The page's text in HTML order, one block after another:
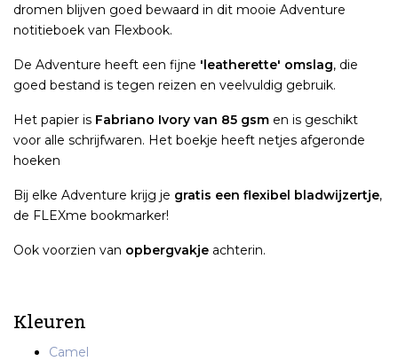
dromen blijven goed bewaard in dit mooie Adventure
notitieboek van Flexbook.
De Adventure heeft een fijne 'leatherette' omslag, die
goed bestand is tegen reizen en veelvuldig gebruik.
Het papier is Fabriano Ivory van 85 gsm en is geschikt
voor alle schrijfwaren. Het boekje heeft netjes afgeronde
hoeken
Bij elke Adventure krijg je gratis een flexibel bladwijzertje,
de FLEXme bookmarker!
Ook voorzien van opbergvakje achterin.
Kleuren
Camel